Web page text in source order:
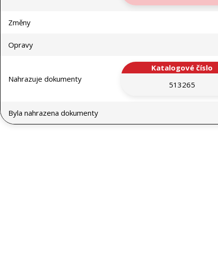
Změny
Opravy
Nahrazuje dokumenty
Katalogové číslo
513265
Byla nahrazena dokumenty